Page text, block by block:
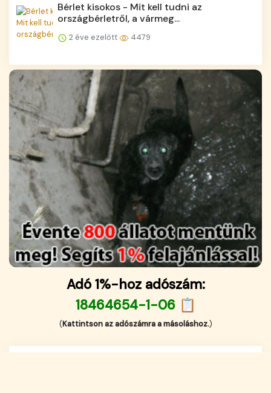
Bérlet kisokos - Mit kell tudni az
országbérletről, a vármeg...
2 éve ezelőtt 4479
Adó 1%-hoz adószám:
18464654-1-06 📋
(Kattintson az adószámra a másoláshoz.)